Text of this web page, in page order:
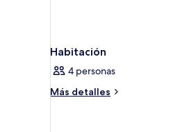
Habitación
4 personas
Más detalles
Más